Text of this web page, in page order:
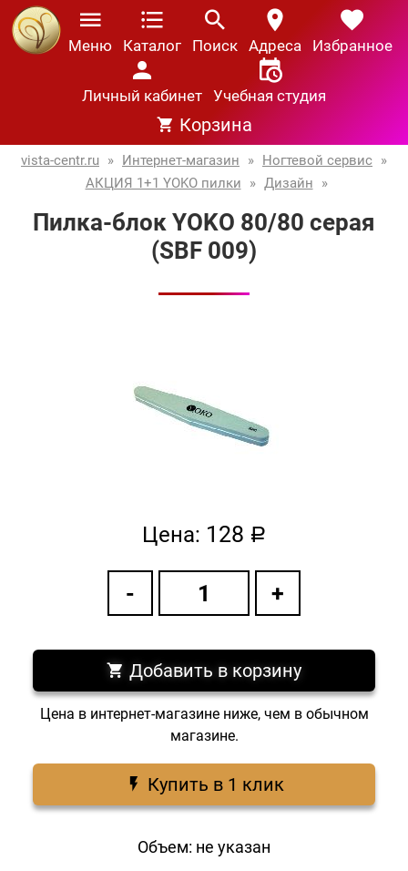
Меню Каталог Поиск Адреса Избранное
Личный кабинет Учебная студия
Корзина
vista-centr.ru » Интернет-магазин » Ногтевой сервис »
АКЦИЯ 1+1 YOKO пилки
» Дизайн »
Пилка-блок YOKO 80/80 серая
(SBF 009)
Цена: 128 a
Добавить в корзину
Цена в интернет-магазине ниже, чем в обычном
магазине.
Купить в 1 клик
Объем: не указан